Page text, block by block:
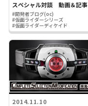
スぺシャル対談 動画＆記事
#開発者ブログ(oc)
#仮面ライダーシリーズ
#仮面ライダーディケイド
2014.11.10